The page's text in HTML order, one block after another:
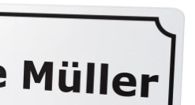
aller Länder, in
Handumdrehen